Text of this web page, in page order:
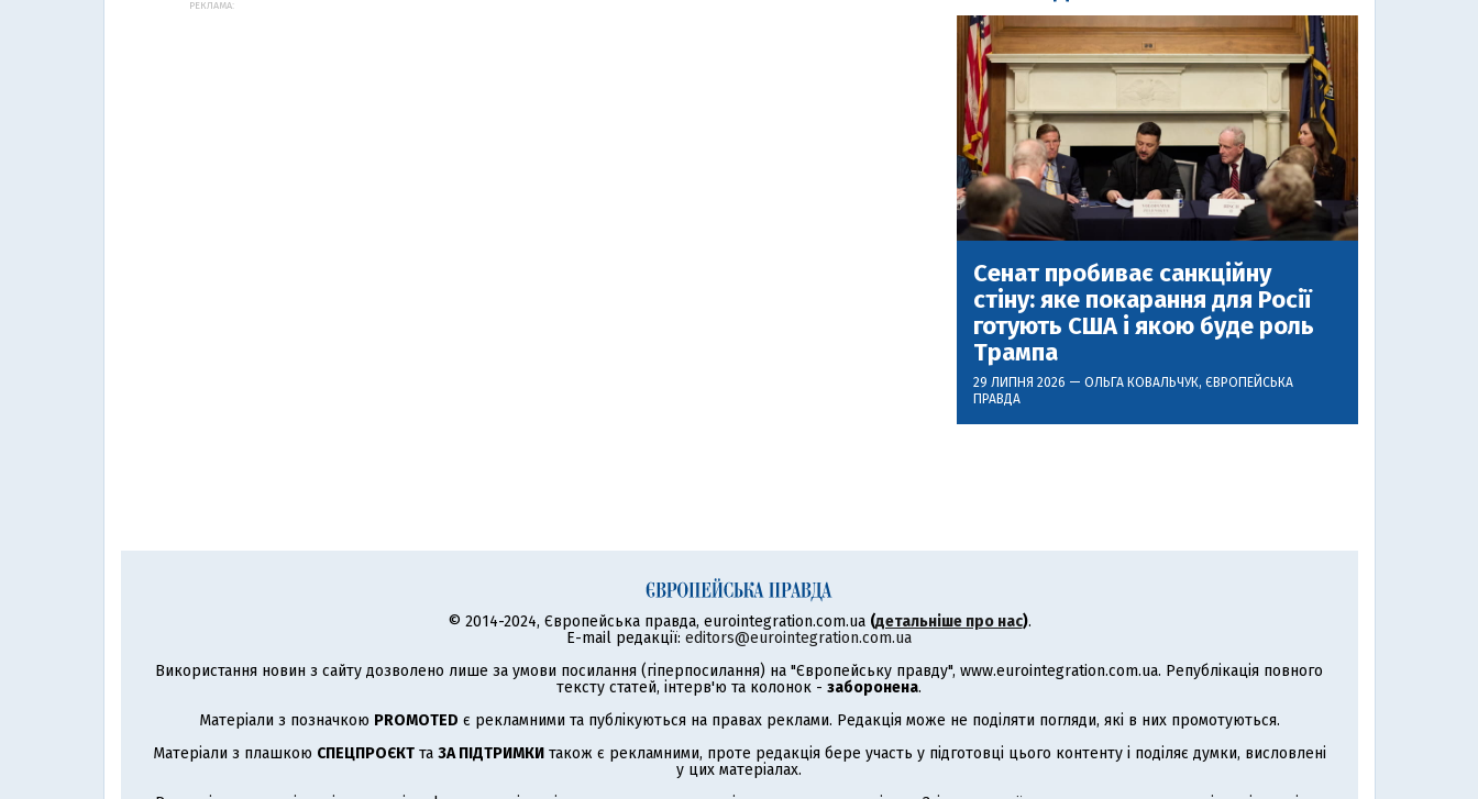
РЕКЛАМА:
Сенат пробиває санкційну
стіну: яке покарання для Росії
готують США і якою буде роль
Трампа
29 ЛИПНЯ 2026 — ОЛЬГА КОВАЛЬЧУК, ЄВРОПЕЙСЬКА
ПРАВДА
© 2014-2024, Європейська правда, eurointegration.com.ua (детальніше про нас).
E-mail редакції: editors@eurointegration.com.ua
Використання новин з сайту дозволено лише за умови посилання (гіперпосилання) на "Європейську правду", www.eurointegration.com.ua. Републікація повного
тексту статей, інтерв'ю та колонок - заборонена.
Матеріали з позначкою PROMOTED є рекламними та публікуються на правах реклами. Редакція може не поділяти погляди, які в них промотуються.
Матеріали з плашкою СПЕЦПРОЄКТта ЗА ПІДТРИМКИтакож є рекламними, проте редакція бере участь у підготовці цього контенту і поділяє думки, висловлені
у цих матеріалах.